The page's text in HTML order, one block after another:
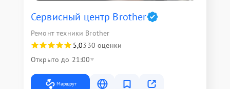
Сервисный центр Brother
Ремонт техники Brother
5,0330 оценки
Открыто до 21:00
Маршрут